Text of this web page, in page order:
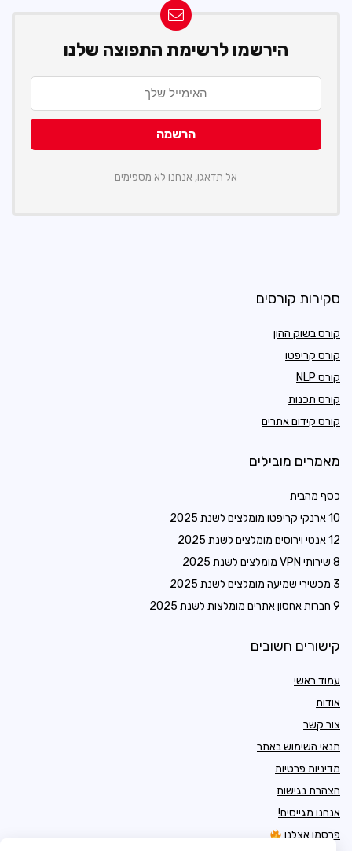
הירשמו לרשימת התפוצה שלנו
אל תדאגו, אנחנו לא מספימים
סקירות קורסים
קורס בשוק ההון
קורס קריפטו
קורס NLP
קורס תכנות
קורס קידום אתרים
מאמרים מובילים
כסף מהבית
10 ארנקי קריפטו מומלצים לשנת 2025
12 אנטי וירוסים מומלצים לשנת 2025
8 שירותי VPN מומלצים לשנת 2025
3 מכשירי שמיעה מומלצים לשנת 2025
9 חברות אחסון אתרים מומלצות לשנת 2025
קישורים חשובים
עמוד ראשי
אודות
צור קשר
תנאי השימוש באתר
מדיניות פרטיות
הצהרת נגישות
אנחנו מגייסים!
פרסמו אצלנו